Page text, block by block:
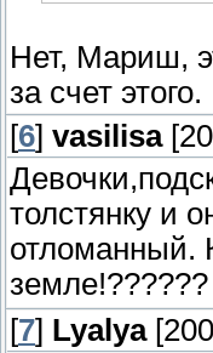
Нет, Мариш,
за счет этого.
[6] vasilisa
толстянку и
отломанный.
земле!??????
[7] Lyalya